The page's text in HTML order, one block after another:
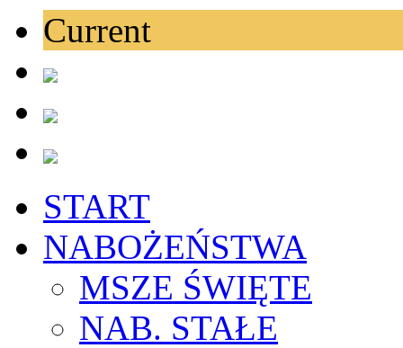
Current
START
NABOŻEŃSTWA
MSZE ŚWIĘTE
NAB. STAŁE